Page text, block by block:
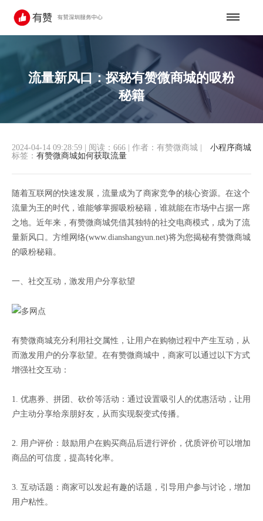
流量新风口：探秘有赞微商城的吸粉
秘籍
小程序商城
2024-04-14 09:28:59 阅读：666 作者：有赞微商城
标签： 有赞微商城如何获取流量
随着互联网的快速发展，流量成为了商家竞争的核心资源。在这个
流量为王的时代，谁能够掌握吸粉秘籍，谁就能在市场中占据一席
之地。近年来，有赞微商城凭借其独特的社交电商模式，成为了流
量新风口。方维网络(www.dianshangyun.net)将为您揭秘有赞微商城
的吸粉秘籍。
一、社交互动，激发用户分享欲望
有赞微商城充分利用社交属性，让用户在购物过程中产生互动，从
而激发用户的分享欲望。在有赞微商城中，商家可以通过以下方式
增强社交互动：
1. 优惠券、拼团、砍价等活动：通过设置吸引人的优惠活动，让用
户主动分享给亲朋好友，从而实现裂变式传播。
2. 用户评价：鼓励用户在购买商品后进行评价，优质评价可以增加
商品的可信度，提高转化率。
3. 互动话题：商家可以发起有趣的话题，引导用户参与讨论，增加
用户粘性。